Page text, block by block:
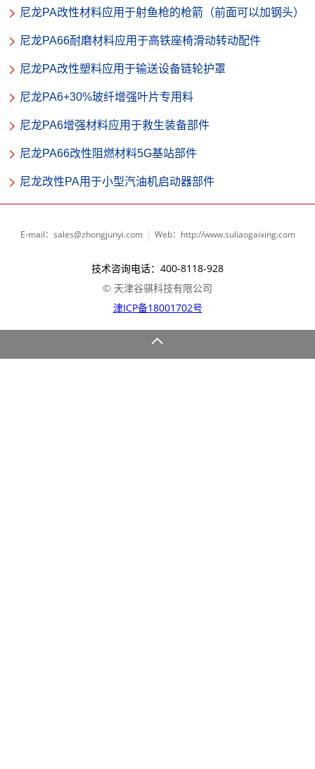
尼龙PA改性材料应用于射鱼枪的枪箭（前面可以加钢头）
尼龙PA66耐磨材料应用于高铁座椅滑动转动配件
尼龙PA改性塑料应用于输送设备链轮护罩
尼龙PA6+30%玻纤增强叶片专用料
尼龙PA6增强材料应用于救生装备部件
尼龙PA66改性阻燃材料5G基站部件
尼龙改性PA用于小型汽油机启动器部件
E-mail：sales@zhongjunyi.com Web：http://www.suliaogaixing.com
技术咨询电话：400-8118-928
© 天津谷骐科技有限公司
津ICP备18001702号